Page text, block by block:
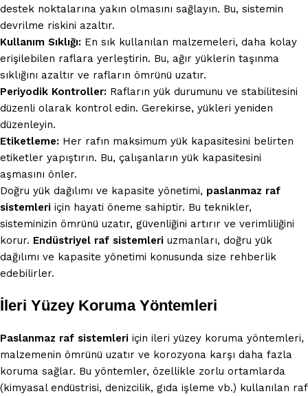
destek noktalarına yakın olmasını sağlayın. Bu, sistemin
devrilme riskini azaltır.
Kullanım Sıklığı: En sık kullanılan malzemeleri, daha kolay
erişilebilen raflara yerleştirin. Bu, ağır yüklerin taşınma
sıklığını azaltır ve rafların ömrünü uzatır.
Periyodik Kontroller: Rafların yük durumunu ve stabilitesini
düzenli olarak kontrol edin. Gerekirse, yükleri yeniden
düzenleyin.
Etiketleme: Her rafın maksimum yük kapasitesini belirten
etiketler yapıştırın. Bu, çalışanların yük kapasitesini
aşmasını önler.
Doğru yük dağılımı ve kapasite yönetimi, paslanmaz raf
sistemleri için hayati öneme sahiptir. Bu teknikler,
sisteminizin ömrünü uzatır, güvenliğini artırır ve verimliliğini
korur. Endüstriyel raf sistemleri uzmanları, doğru yük
dağılımı ve kapasite yönetimi konusunda size rehberlik
edebilirler.
İleri Yüzey Koruma Yöntemleri
Paslanmaz raf sistemleri için ileri yüzey koruma yöntemleri,
malzemenin ömrünü uzatır ve korozyona karşı daha fazla
koruma sağlar. Bu yöntemler, özellikle zorlu ortamlarda
(kimyasal endüstrisi, denizcilik, gıda işleme vb.) kullanılan raf